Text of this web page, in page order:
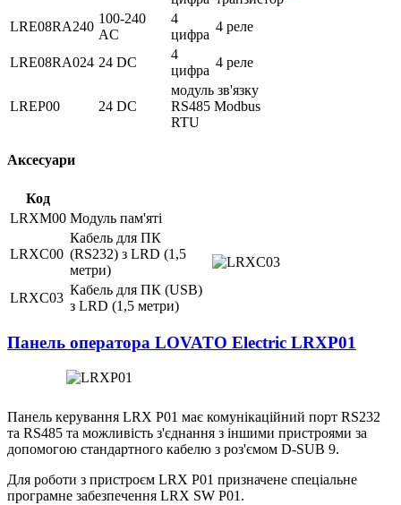
LRE08RA240
100-240
AC
4
цифра
4 реле
LRE08RA024 24 DC
4
цифра
4 реле
LREP00 24 DC
модуль зв'язку
RS485 Modbus
RTU
Аксесуари
Код
LRXM00 Модуль пам'яті
LRXC00
Кабель для ПК
(RS232) з LRD (1,5
метри)
LRXC03
Кабель для ПК (USB)
з LRD (1,5 метри)
Панель оператора LOVATO Electric LRXP01
Панель керування LRX P01 має комунікаційний порт RS232
та RS485 та можливість з'єднання з іншими пристроями за
допомогою стандартного кабелю з роз'ємом D-SUB 9.
Для роботи з пристроєм LRX P01 призначене спеціальне
програмне забезпечення LRX SW P01.